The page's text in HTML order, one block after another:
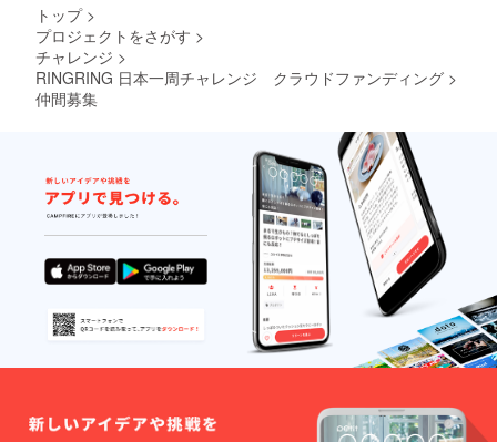
トップ >
プロジェクトをさがす >
チャレンジ >
RINGRING 日本一周チャレンジ クラウドファンディング >
仲間募集